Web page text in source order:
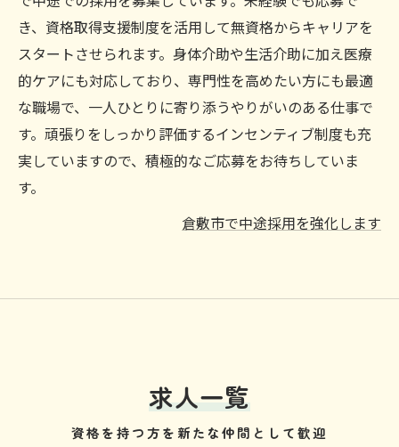
き、資格取得支援制度を活用して無資格からキャリアを
スタートさせられます。身体介助や生活介助に加え医療
的ケアにも対応しており、専門性を高めたい方にも最適
な職場で、一人ひとりに寄り添うやりがいのある仕事で
す。頑張りをしっかり評価するインセンティブ制度も充
実していますので、積極的なご応募をお待ちしていま
す。
倉敷市で中途採用を強化します
求人一覧
資格を持つ方を新たな仲間として歓迎